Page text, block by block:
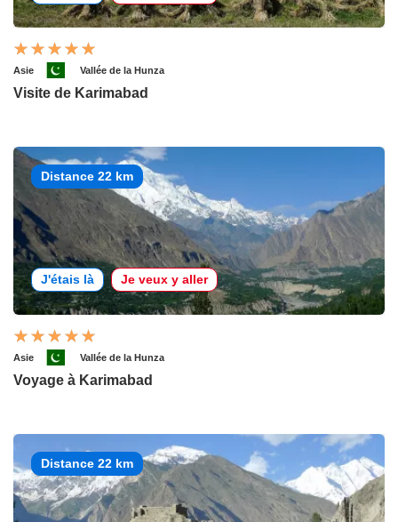
Asie Vallée de la Hunza
Visite de Karimabad
Distance 22 km
J'étais là Je veux y aller
Asie Vallée de la Hunza
Voyage à Karimabad
Distance 22 km